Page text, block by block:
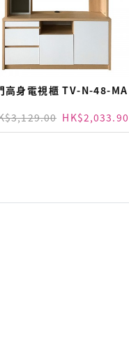
高身電視櫃 TV-N-48-MA
HK$2,033.90